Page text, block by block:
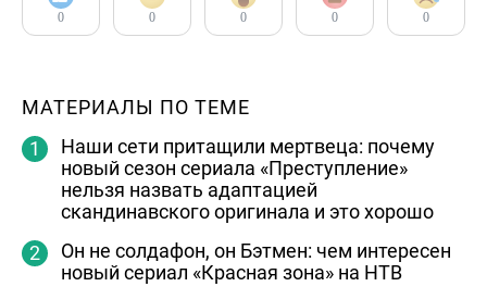
0 0 0 0 0
МАТЕРИАЛЫ ПО ТЕМЕ
Наши сети притащили мертвеца: почему
новый сезон сериала «Преступление»
нельзя назвать адаптацией
скандинавского оригинала и это хорошо
Он не солдафон, он Бэтмен: чем интересен
новый сериал «Красная зона» на НТВ